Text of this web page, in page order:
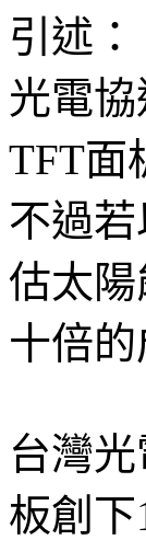
引述：
光電
TFT面
不過
估太陽
十倍的
台灣
板創